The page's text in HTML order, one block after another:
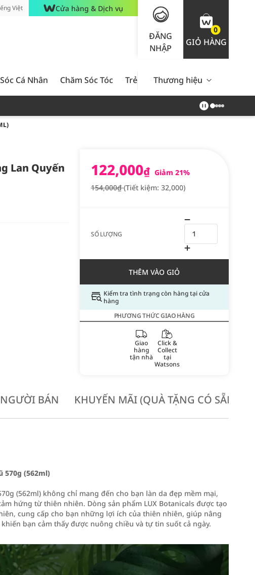
Việt Cửa hàng & Dịch vụ
ĐĂNG
NHẬP
0
GIỎ HÀNG
Cá Nhân Chăm Sóc Tóc Trẻ Em Nam Giới Chăm Sóc
Thương hiệu
Lan Quyến
122,000₫ Giảm 21%
154,000₫(Tiết kiệm: 32,000)
SỐ LƯỢNG
THÊM VÀO GIỎ
Kiểm tra tình trạng còn hàng tại cửa
hàng
PHƯƠNG THỨC GIAO HÀNG
Giao
hàng
tận nhà
Click &
Collect
tại
Watsons
BÁN KHUYẾN MÃI (QUÀ TẶNG CÓ SẴN
570g (562ml)
(562ml) không chỉ mang đến cho bạn làn da đẹp mềm mại,
hứng từ thiên nhiên. Dòng sản phẩm LUX Botanicals được tạo
cung cấp cho bạn những lợi ích của thiên nhiên, giúp nâng
bạn cảm thấy được nuông chiều và tự tin suốt cả ngày.